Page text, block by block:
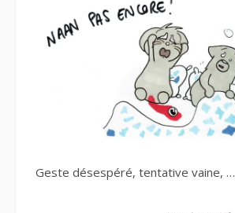
Geste désespéré, tentative vaine, …